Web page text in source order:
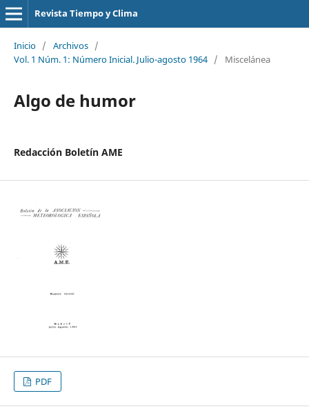
Revista Tiempo y Clima
Inicio / Archivos /
Vol. 1 Núm. 1: Número Inicial. Julio-agosto 1964 / Miscelánea
Algo de humor
Redacción Boletín AME
PDF